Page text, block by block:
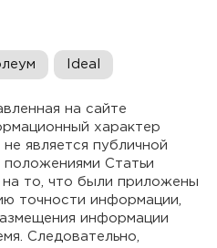
Ideal
на сайте
характер
является публичной
Статьи
то, что были приложены
точности информации,
информации
Следовательно,